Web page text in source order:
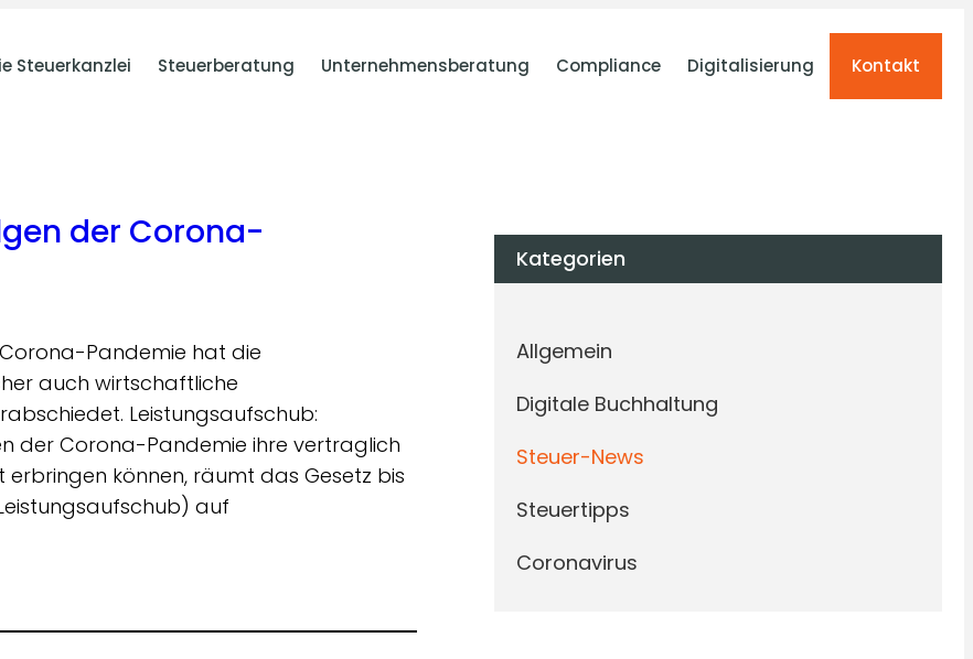
Steuerkanzlei Steuerberatung Unternehmensberatung Compliance Digitalisierung Kontakt
der Corona-
Pandemie hat die
auch wirtschaftliche
Leistungsaufschub:
der Corona-Pandemie ihre vertraglich
können, räumt das Gesetz bis
auf
Kategorien
Allgemein
Digitale Buchhaltung
Steuer-News
Steuertipps
Coronavirus